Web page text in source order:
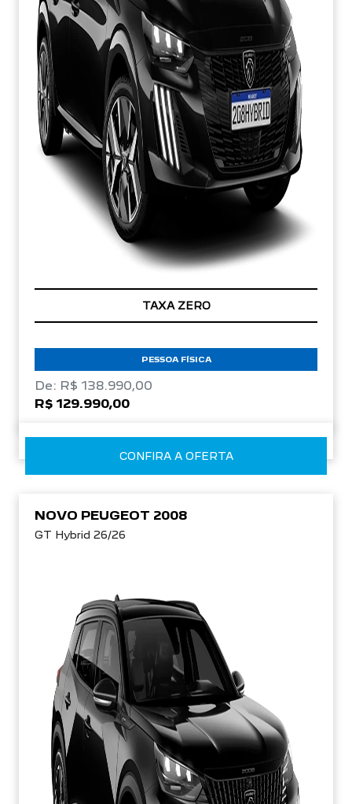
TAXA ZERO
PESSOA FÍSICA
De: R$ 138.990,00
R$ 129.990,00
CONFIRA A OFERTA
NOVO PEUGEOT 2008
GT Hybrid 26/26